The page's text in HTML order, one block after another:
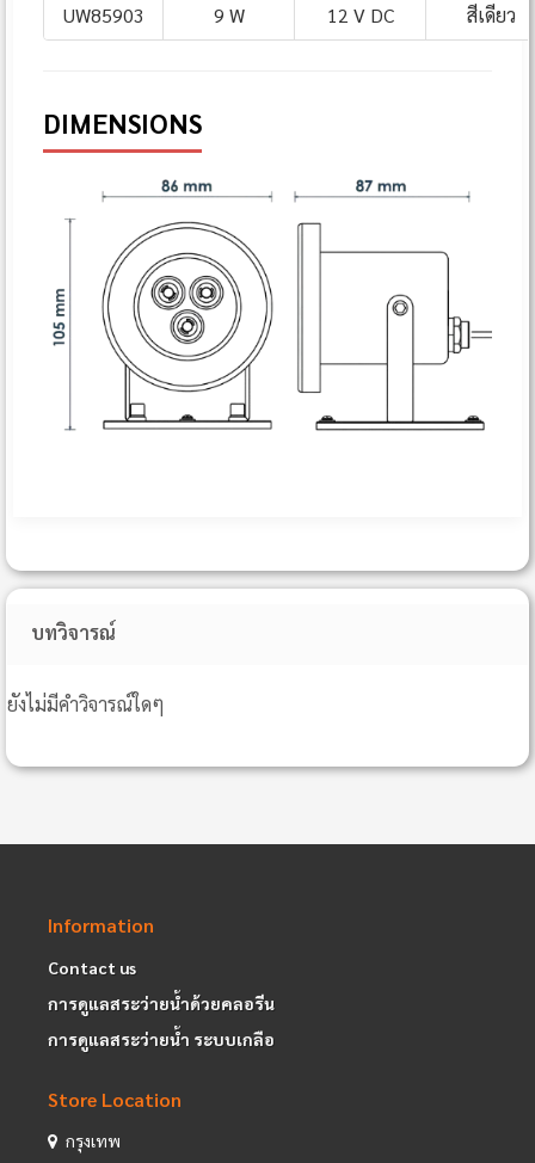
UW85903
9 W 12 V DC สีเดียว
DIMENSIONS
บทวิจารณ์
ยังไม่มีคำวิจารณ์ใดๆ
Information
Contact us
การดูแลสระว่ายน้ำด้วยคลอรีน
การดูแลสระว่ายน้ำ ระบบเกลือ
Store Location
กรุงเทพ